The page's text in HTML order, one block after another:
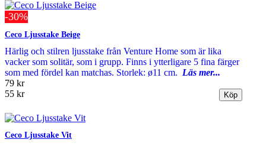
-30%
Ceco Ljusstake Beige
Härlig och stilren ljusstake från Venture Home som är lika
vacker som solitär, som i grupp. Finns i ytterligare 5 fina färger
som med fördel kan matchas. Storlek: ø11 cm. Läs mer...
79 kr
55 kr
Ceco Ljusstake Vit